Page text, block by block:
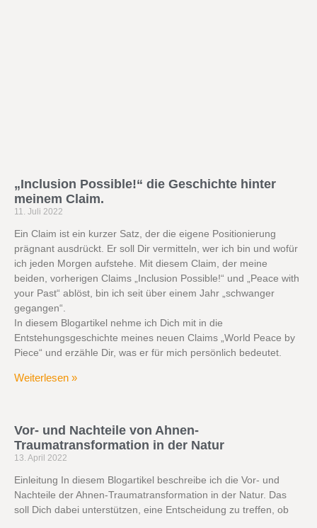
„Inclusion Possible!“ die Geschichte hinter
meinem Claim.
11. Juli 2022
Ein Claim ist ein kurzer Satz, der die eigene Positionierung
prägnant ausdrückt. Er soll Dir vermitteln, wer ich bin und wofür
ich jeden Morgen aufstehe. Mit diesem Claim, der meine
beiden, vorherigen Claims „Inclusion Possible!“ und „Peace with
your Past“ ablöst, bin ich seit über einem Jahr „schwanger
gegangen“.
In diesem Blogartikel nehme ich Dich mit in die
Entstehungsgeschichte meines neuen Claims „World Peace by
Piece“ und erzähle Dir, was er für mich persönlich bedeutet.
Weiterlesen »
Vor- und Nachteile von Ahnen-
Traumatransformation in der Natur
13. April 2022
Einleitung In diesem Blogartikel beschreibe ich die Vor- und
Nachteile der Ahnen-Traumatransformation in der Natur. Das
soll Dich dabei unterstützen, eine Entscheidung zu treffen, ob